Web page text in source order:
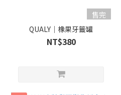
售完
QUALY｜橡果牙籤罐
NT$380